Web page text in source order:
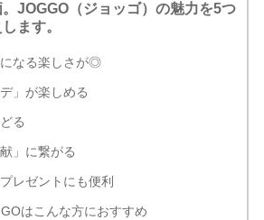
JOGGO（ジョッゴ）の魅力を5つ
ます。
なる楽しさが◎
」が楽しめる
る
」に繋がる
レゼントにも便利
はこんな方におすすめ